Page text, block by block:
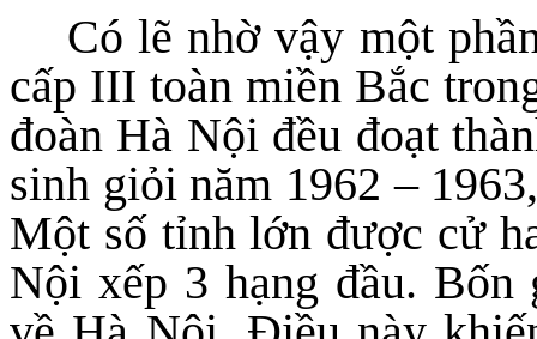
Có lẽ nhờ vậy một
cấp III toàn miền Bắc
đoàn Hà Nội đều đoạt
sinh giỏi năm 1962 –
Một số tỉnh lớn được cử
Nội xếp 3 hạng đầu. Bốn